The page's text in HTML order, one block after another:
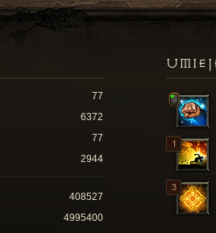
77
6372
77
2944
408527
4995400